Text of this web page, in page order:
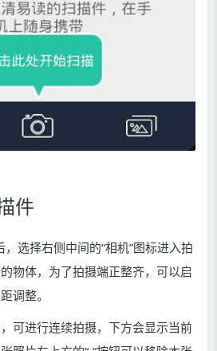
件
选择右侧中间的“相机”图标进入拍
物体，为了拍摄端正整齐，可以启
调整。
可进行连续拍摄，下方会显示当前